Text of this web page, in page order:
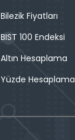
Bilezik Fiyatları
BIST 100 Endeksi
Altın Hesaplama
Yüzde Hesaplama